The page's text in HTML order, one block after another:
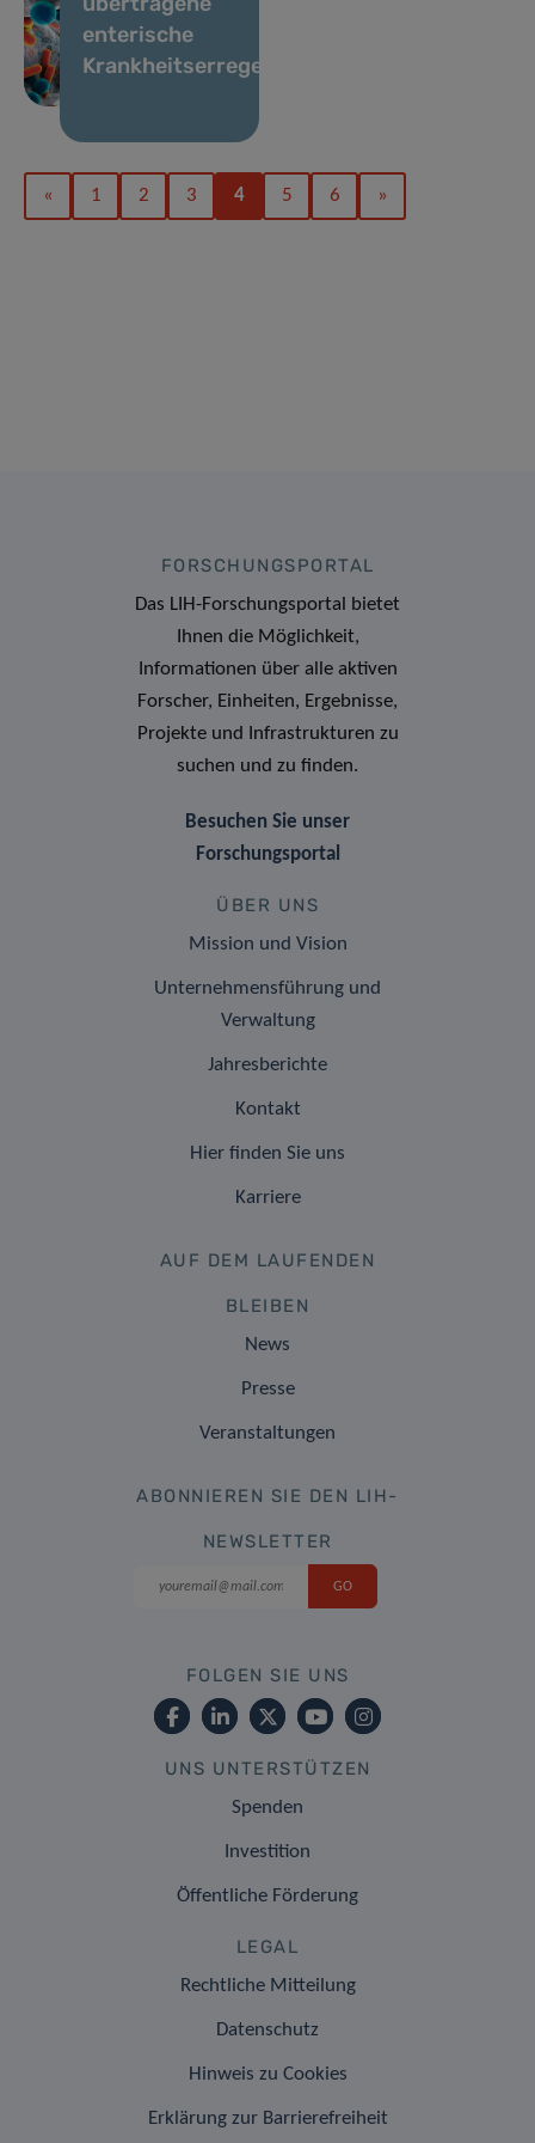
enterische
Krankheitserreger
« 1 2 3 4 5 6 »
FORSCHUNGSPORTAL
Das LIH-Forschungsportal bietet
Ihnen die Möglichkeit,
Informationen über alle aktiven
Forscher, Einheiten, Ergebnisse,
Projekte und Infrastrukturen zu
suchen und zu finden.
Besuchen Sie unser
Forschungsportal
ÜBER UNS
Mission und Vision
Unternehmensführung und
Verwaltung
Jahresberichte
Kontakt
Hier finden Sie uns
Karriere
AUF DEM LAUFENDEN
BLEIBEN
News
Presse
Veranstaltungen
ABONNIEREN SIE DEN LIH-
NEWSLETTER
FOLGEN SIE UNS
UNS UNTERSTÜTZEN
Spenden
Investition
Öffentliche Förderung
LEGAL
Rechtliche Mitteilung
Datenschutz
Hinweis zu Cookies
Erklärung zur Barrierefreiheit